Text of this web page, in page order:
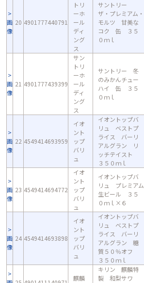
画
像
20 4901777440791
トリ
ーホ
ール
ディ
ング
ス
サントリー
ザ・プレミアム・
モルツ 甘美な
コク 缶 ３５
０ｍｌ
画
像
21 4901777439399
サン
トリ
ーホ
ール
ディ
ング
ス
サントリー 冬
のみかんチュー
ハイ 缶 ３５
０ｍｌ
画
像
22 4549414693959
イオ
ント
ップ
バリ
ュ
イオントップバ
リュ ベストプ
ライス バーリ
アルグラン リ
ッチテイスト
３５０ｍｌ
画
像
23 4549414694772
イオ
ント
ップ
バリ
ュ
イオントップバ
リュ プレミアム
生ビール ３５
０ｍｌ×６
画
像
24 4549414693898
イオ
ント
ップ
バリ
ュ
イオントップバ
リュ ベストプ
ライス バーリ
アルグラン 糖
質５０％オフ
３５０ｍｌ
麒麟
キリン 麒麟特
製 和梨サワ